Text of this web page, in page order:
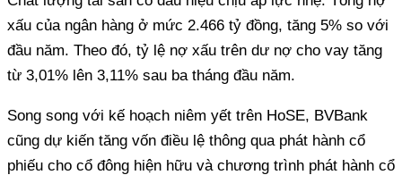
xấu của ngân hàng ở mức 2.466 tỷ đồng, tăng 5% so với
đầu năm. Theo đó, tỷ lệ nợ xấu trên dư nợ cho vay tăng
từ 3,01% lên 3,11% sau ba tháng đầu năm.
Song song với kế hoạch niêm yết trên HoSE, BVBank
cũng dự kiến tăng vốn điều lệ thông qua phát hành cổ
phiếu cho cổ đông hiện hữu và chương trình phát hành cổ